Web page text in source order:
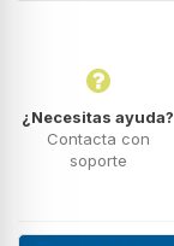
¿Necesitas ayuda?
Contacta con
soporte